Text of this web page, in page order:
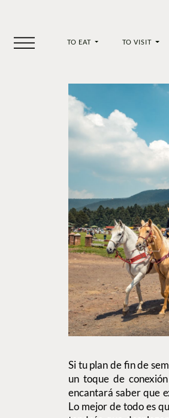
TO EAT TO VISIT
Si tu plan de fin de
un toque de
encantará saber que
Lo mejor de todo es